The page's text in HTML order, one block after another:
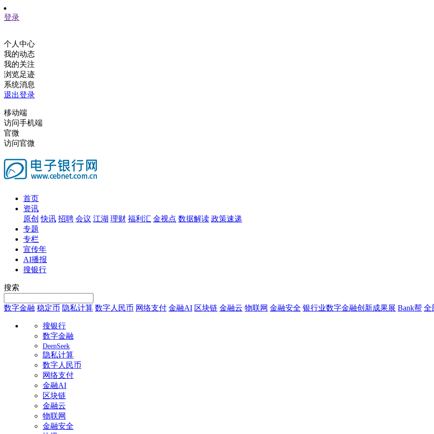
登录
个人中心
我的动态
我的关注
浏览足迹
系统消息
退出登录
移动端
访问手机端
官微
访问官微
首页
资讯
原创 快讯 招聘 会议 江湖 理财 福利汇 金视点 数据解读 政策速递
专题
专栏
宣传年
AI播报
搜银行
搜索
数字金融 稳定币 隐私计算 数字人民币 网络支付 金融AI 区块链 金融云 物联网 金融安全 银行业数字金融创新成果展 Bank帮 全
搜银行
数字金融
DeepSeek
隐私计算
数字人民币
网络支付
金融AI
区块链
金融云
物联网
金融安全